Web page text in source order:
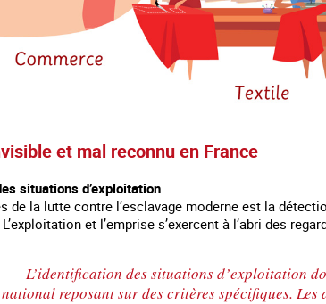
et mal reconnu en France
situations d’exploitation
de la lutte contre l’esclavage moderne est la
et l’emprise s’exercent à l’abri des
L’identification des situations d’exploitation
national reposant sur des critères spécifiques.